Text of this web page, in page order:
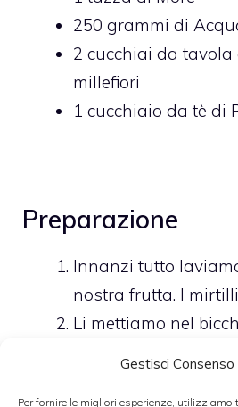
Gestisci Consenso
Per fornire le migliori esperienze, utilizziamo
250 grammi di
2 cucchiai da tavola
millefiori
1 cucchiaio da tè di
Preparazione
Innanzi tutto
nostra frutta. I
Li mettiamo nel